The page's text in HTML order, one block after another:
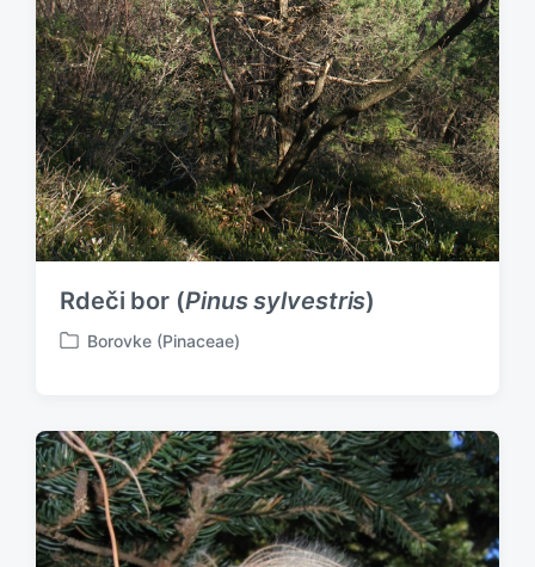
Rdeči bor (Pinus sylvestris)
P
t
e
d
i
n
Borovke (Pinaceae)